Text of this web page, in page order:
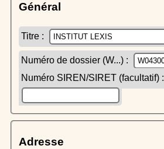
Général
Titre :
Numéro de dossier (W...) :
Numéro SIREN/SIRET (facultatif) :
Adresse